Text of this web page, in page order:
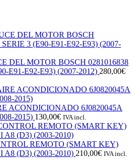
DEL MOTOR BOSCH 0281016838
E91-E92-E93) (2007-2012) 280,00€
ACONDICIONADO 6J0820045A
2015) 130,00€ IVA incl.
REMOTO (SMART KEY)
A8 (D3) (2003-2010) 210,00€ IVA incl.